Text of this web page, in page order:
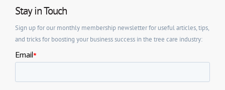
Stay in Touch
Sign up for our monthly membership newsletter for useful articles, tips,
and tricks for boosting your business success in the tree care industry: